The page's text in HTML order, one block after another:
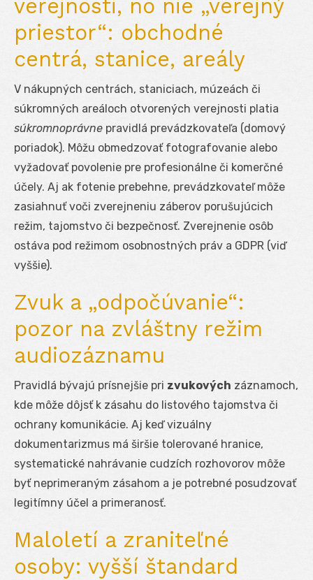
verejnosti, no nie „verejný
priestor“: obchodné
centrá, stanice, areály
V nákupných centrách, staniciach, múzeách či
súkromných areáloch otvorených verejnosti platia
súkromnoprávne pravidlá prevádzkovateľa (domový
poriadok). Môžu obmedzovať fotografovanie alebo
vyžadovať povolenie pre profesionálne či komerčné
účely. Aj ak fotenie prebehne, prevádzkovateľ môže
zasiahnuť voči zverejneniu záberov porušujúcich
režim, tajomstvo či bezpečnosť. Zverejnenie osôb
ostáva pod režimom osobnostných práv a GDPR (viď
vyššie).
Zvuk a „odpočúvanie“:
pozor na zvláštny režim
audiozáznamu
Pravidlá bývajú prísnejšie pri zvukových záznamoch,
kde môže dôjsť k zásahu do listového tajomstva či
ochrany komunikácie. Aj keď vizuálny
dokumentarizmus má širšie tolerované hranice,
systematické nahrávanie cudzích rozhovorov môže
byť neprimeraným zásahom a je potrebné posudzovať
legitímny účel a primeranosť.
Maloletí a zraniteľné
osoby: vyšší štandard